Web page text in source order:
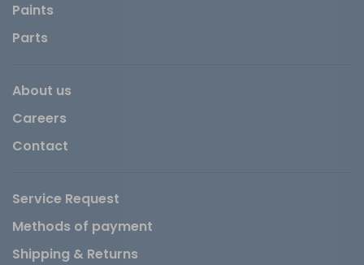
Paints
Parts
About us
Careers
Contact
Service Request
Methods of payment
Shipping & Returns